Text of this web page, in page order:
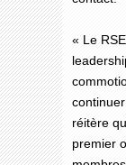
« Le
réitère
premier